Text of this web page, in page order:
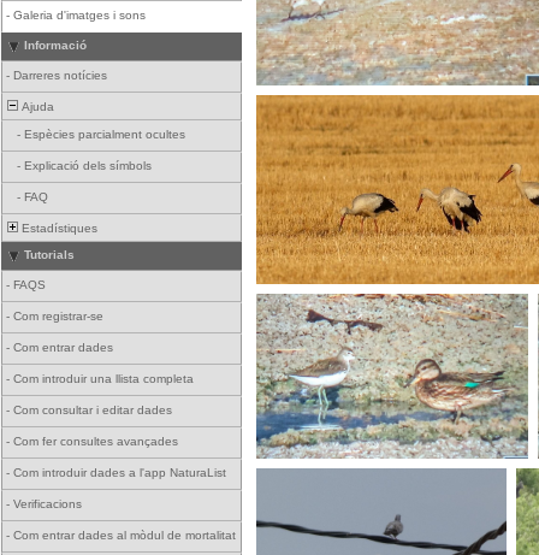
- Galeria d'imatges i sons
Informació
- Darreres notícies
Ajuda
- Espècies parcialment ocultes
- Explicació dels símbols
- FAQ
Estadístiques
Tutorials
- FAQS
- Com registrar-se
- Com entrar dades
- Com introduir una llista completa
- Com consultar i editar dades
- Com fer consultes avançades
- Com introduir dades a l'app NaturaList
- Verificacions
- Com entrar dades al mòdul de mortalitat